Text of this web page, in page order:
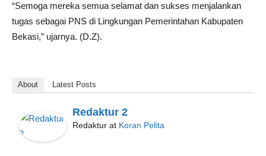
“Semoga mereka semua selamat dan sukses menjalankan
tugas sebagai PNS di Lingkungan Pemerintahan Kabupaten
Bekasi,” ujarnya. (D.Z).
About Latest Posts
Redaktur 2
Redaktur at Koran Pelita